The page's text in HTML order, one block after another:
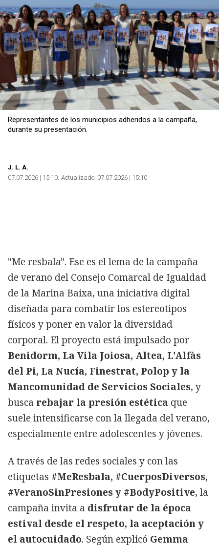
Representantes de los municipios adheridos a la campaña,
durante su presentación.
J. L. A.
07.07.2026 | 15:10 Actualizado: 07.07.2026 | 15:10
"Me resbala". Ese es el lema de la campaña
de verano del Consejo Comarcal de Igualdad
de la Marina Baixa, una iniciativa digital
diseñada para combatir los estereotipos
físicos y poner en valor la diversidad
corporal. El proyecto está impulsado por
Benidorm, La Vila Joiosa, Altea, L'Alfàs
del Pi, La Nucía, Finestrat, Polop y la
Mancomunidad de Servicios Sociales, y
busca rebajar la presión estética que
suele intensificarse con la llegada del verano,
especialmente entre adolescentes y jóvenes.
A través de las redes sociales y con las
etiquetas #MeResbala, #CuerposDiversos,
#VeranoSinPresiones y #BodyPositive, la
campaña invita a disfrutar de la época
estival desde el respeto, la aceptación y
el autocuidado. Según explicó Gemma